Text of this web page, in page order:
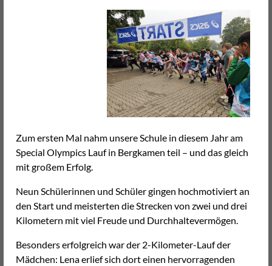
Zum ersten Mal nahm unsere Schule in diesem Jahr am
Special Olympics Lauf in Bergkamen teil – und das gleich
mit großem Erfolg.
Neun Schülerinnen und Schüler gingen hochmotiviert an
den Start und meisterten die Strecken von zwei und drei
Kilometern mit viel Freude und Durchhaltevermögen.
Besonders erfolgreich war der 2-Kilometer-Lauf der
Mädchen: Lena erlief sich dort einen hervorragenden